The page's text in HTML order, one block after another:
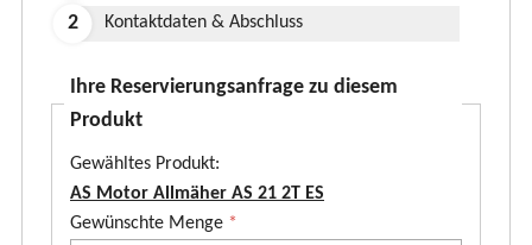
Kontaktdaten & Abschluss
Ihre Reservierungsanfrage zu diesem
Produkt
Gewähltes Produkt:
AS Motor Allmäher AS 21 2T ES
P
Gewünschte Menge *